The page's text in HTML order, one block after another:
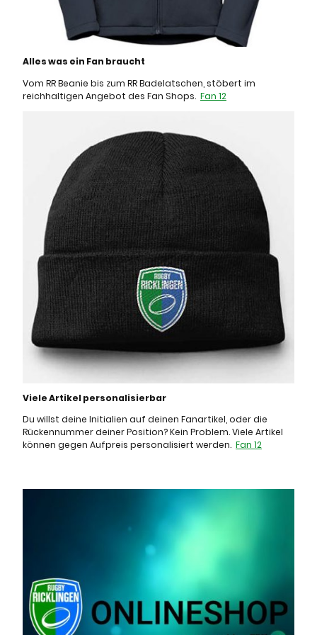
Alles was ein Fan braucht
Vom RR Beanie bis zum RR Badelatschen, stöbert im
reichhaltigen Angebot des Fan Shops. Fan 12
Viele Artikel personalisierbar
Du willst deine Initialien auf deinen Fanartikel, oder die
Rückennummer deiner Position? Kein Problem. Viele Artikel
können gegen Aufpreis personalisiert werden. Fan 12